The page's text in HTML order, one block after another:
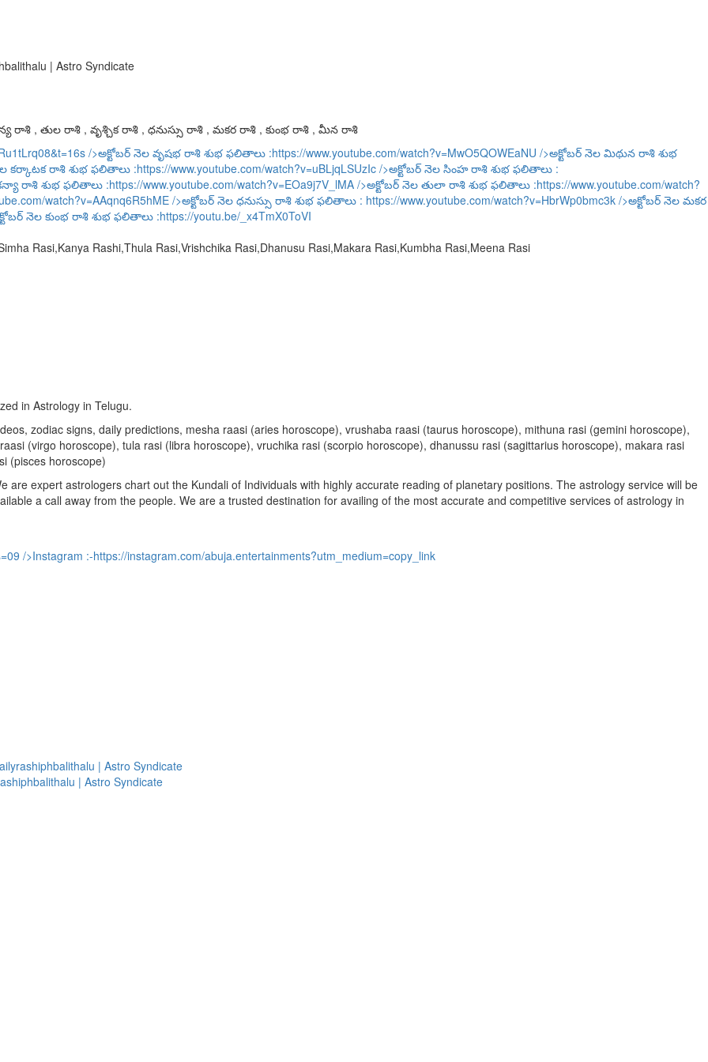
| Astro Syndicate
, తుల రాశి , వృశ్చిక రాశి , ధనుస్సు రాశి , మకర రాశి , కుంభ రాశి , మీన రాశి
/>అక్టోబర్ నెల వృషభ రాశి శుభ ఫలితాలు :https://www.youtube.com/watch?v=MwO5QOWEaNU />అక్టోబర్ నెల మిథున రాశి శుభ
కర్కాటక రాశి శుభ ఫలితాలు :https://www.youtube.com/watch?v=uBLjqLSUzIc />అక్టోబర్ నెల సింహ రాశి శుభ ఫలితాలు :
రాశి శుభ ఫలితాలు :https://www.youtube.com/watch?v=EOa9j7V_lMA />అక్టోబర్ నెల తులా రాశి శుభ ఫలితాలు :https://www.youtube.com/watch?
watch?v=AAqnq6R5hME />అక్టోబర్ నెల ధనుస్సు రాశి శుభ ఫలితాలు : https://www.youtube.com/watch?v=HbrWp0bmc3k />అక్టోబర్ నెల మకర
నెల కుంభ రాశి శుభ ఫలితాలు :https://youtu.be/_x4TmX0ToVI
Rasi,Kanya Rashi,Thula Rasi,Vrishchika Rasi,Dhanusu Rasi,Makara Rasi,Kumbha Rasi,Meena Rasi
in Astrology in Telugu.
zodiac signs, daily predictions, mesha raasi (aries horoscope), vrushaba raasi (taurus horoscope), mithuna rasi (gemini horoscope),
(virgo horoscope), tula rasi (libra horoscope), vruchika rasi (scorpio horoscope), dhanussu rasi (sagittarius horoscope), makara rasi
(pisces horoscope)
expert astrologers chart out the Kundali of Individuals with highly accurate reading of planetary positions. The astrology service will be
a call away from the people. We are a trusted destination for availing of the most accurate and competitive services of astrology in
/>Instagram :-https://instagram.com/abuja.entertainments?utm_medium=copy_link
| Astro Syndicate
| Astro Syndicate